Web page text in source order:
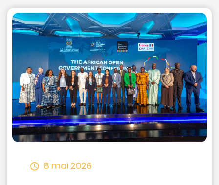
Appels
Suggestions
Contactez-
nous
8 mai 2026